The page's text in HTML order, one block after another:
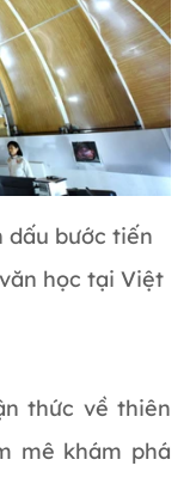
dấu bước tiến
học tại Việt
thức về thiên
mê khám phá